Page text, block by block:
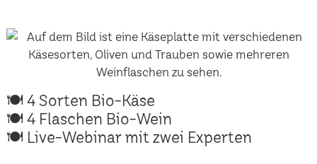
🍽 4 Sorten Bio-Käse
🍽 4 Flaschen Bio-Wein
🍽 Live-Webinar mit zwei Experten